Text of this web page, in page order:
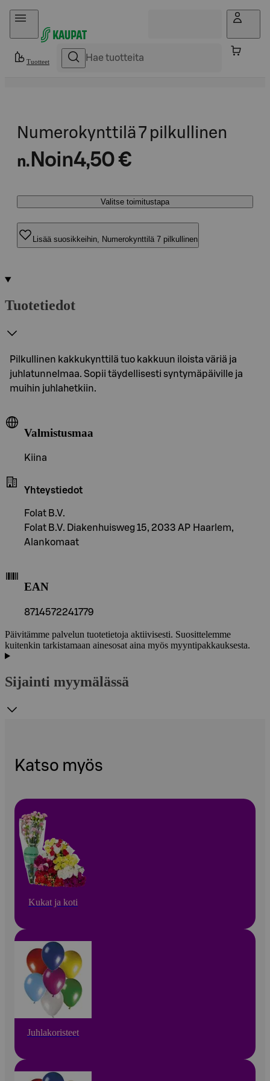
Hyppää sisältöön
Tuotteet
Numerokynttilä 7 pilkullinen
n. Noin4,50 €
Valitse toimitustapa
Lisää suosikkeihin, Numerokynttilä 7 pilkullinen
Tuotetiedot
Pilkullinen kakkukynttilä tuo kakkuun iloista väriä ja
juhlatunnelmaa. Sopii täydellisesti syntymäpäiville ja
muihin juhlahetkiin.
Valmistusmaa
Kiina
Yhteystiedot
Folat B.V.
Folat B.V. Diakenhuisweg 15, 2033 AP Haarlem,
Alankomaat
EAN
8714572241779
Päivitämme palvelun tuotetietoja aktiivisesti. Suosittelemme
kuitenkin tarkistamaan ainesosat aina myös myyntipakkauksesta.
Sijainti myymälässä
Katso myös
Kukat ja koti
Juhlakoristeet